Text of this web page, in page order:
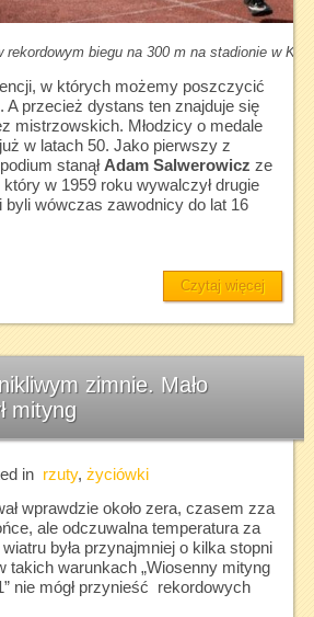
rekordowym biegu na 300 m na stadionie w
w których możemy poszczycić
A przecież dystans ten znajduje się
mistrzowskich. Młodzicy o medale
w latach 50. Jako pierwszy z
stanął Adam Salwerowicz ze
w 1959 roku wywalczył drugie
byli wówczas zawodnicy do lat 16
Czytaj więcej
zimnie. Mało
mityng
in rzuty, życiówki
wprawdzie około zera, czasem zza
ale odczuwalna temperatura za
była przynajmniej o kilka stopni
takich warunkach „Wiosenny mityng
nie mógł przynieść rekordowych